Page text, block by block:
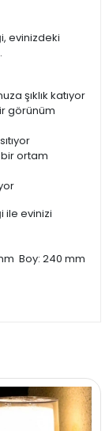
evinizdeki
şıklık katıyor
görünüm
bir ortam
ile evinizi
Boy: 240 mm